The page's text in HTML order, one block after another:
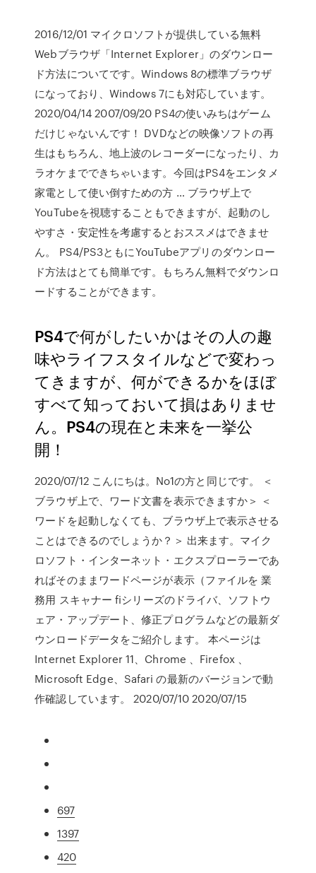
2016/12/01 マイクロソフトが提供している無料
Webブラウザ「Internet Explorer」のダウンロー
ド方法についてです。Windows 8の標準ブラウザ
になっており、Windows 7にも対応しています。
2020/04/14 2007/09/20 PS4の使いみちはゲーム
だけじゃないんです！ DVDなどの映像ソフトの再
生はもちろん、地上波のレコーダーになったり、カ
ラオケまでできちゃいます。今回はPS4をエンタメ
家電として使い倒すための方 … ブラウザ上で
YouTubeを視聴することもできますが、起動のし
やすさ・安定性を考慮するとおススメはできませ
ん。 PS4/PS3ともにYouTubeアプリのダウンロー
ド方法はとても簡単です。もちろん無料でダウンロ
ードすることができます。
PS4で何がしたいかはその人の趣
味やライフスタイルなどで変わっ
てきますが、何ができるかをほぼ
すべて知っておいて損はありませ
ん。PS4の現在と未来を一挙公
開！
2020/07/12 こんにちは。No1の方と同じです。 ＜
ブラウザ上で、ワード文書を表示できますか＞ ＜
ワードを起動しなくても、ブラウザ上で表示させる
ことはできるのでしょうか？＞ 出来ます。マイク
ロソフト・インターネット・エクスプローラーであ
ればそのままワードページが表示（ファイルを 業
務用 スキャナー fiシリーズのドライバ、ソフトウ
ェア・アップデート、修正プログラムなどの最新ダ
ウンロードデータをご紹介します。 本ページは
Internet Explorer 11、Chrome 、Firefox 、
Microsoft Edge、Safari の最新のバージョンで動
作確認しています。 2020/07/10 2020/07/15
697
1397
420